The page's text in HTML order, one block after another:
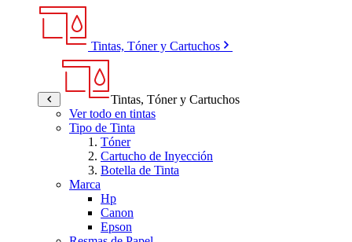
Tintas, Tóner y Cartuchos
Tintas, Tóner y Cartuchos
Ver todo en tintas
Tipo de Tinta
Tóner
Cartucho de Inyección
Botella de Tinta
Marca
Hp
Canon
Epson